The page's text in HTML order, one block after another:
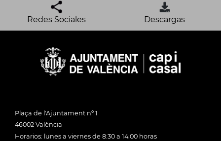
Redes Sociales Descargas
Plaça de l'Ajuntament nº 1
46002 València
Horarios: lunes a viernes de 8:30 a 14:00 horas